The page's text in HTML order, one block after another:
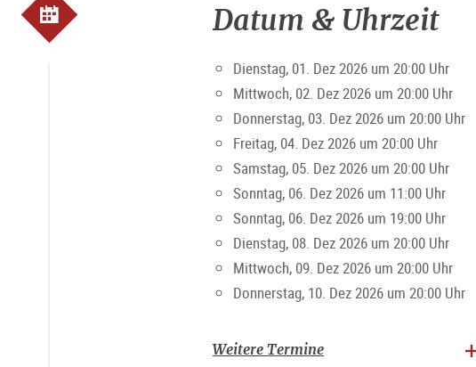
Datum & Uhrzeit
Dienstag, 01. Dez 2026 um 20:00 Uhr
Mittwoch, 02. Dez 2026 um 20:00 Uhr
Donnerstag, 03. Dez 2026 um 20:00 Uhr
Freitag, 04. Dez 2026 um 20:00 Uhr
Samstag, 05. Dez 2026 um 20:00 Uhr
Sonntag, 06. Dez 2026 um 11:00 Uhr
Sonntag, 06. Dez 2026 um 19:00 Uhr
Dienstag, 08. Dez 2026 um 20:00 Uhr
Mittwoch, 09. Dez 2026 um 20:00 Uhr
Donnerstag, 10. Dez 2026 um 20:00 Uhr
Weitere Termine